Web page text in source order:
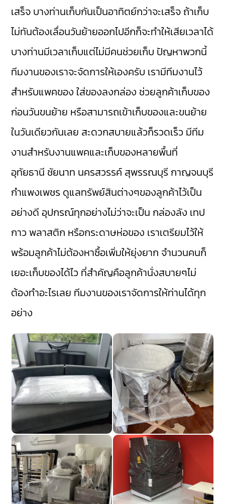
เสร็จ บางท่านเก็บกันเป็นอาทิตย์กว่าจะเสร็จ ถ้าเก็บ
ไม่ทันต้องเลื่อนวันย้ายออกไปอีกก็จะทำให้เสียเวลาได้
บางท่านมีเวลาเก็บแต่ไม่มีคนช่วยเก็บ ปัญหาพวกนี้
ทีมงานของเราจะจัดการให้เองครับ เรามีทีมงานไว้
สำหรับแพคของ ใส่ของลงกล่อง ช่วยลูกค้าเก็บของ
ก่อนวันขนย้าย หรือสามารถเข้าเก็บของและขนย้าย
ในวันเดียวกันเลย สะดวกสบายแล้วก็รวดเร็ว มีทีม
งานสำหรับงานแพคและเก็บของหลายพื้นที่
อุทัยธานี ชัยนาท นครสวรรค์ สุพรรณบุรี กาญจนบุรี
กำแพงเพชร ดูแลทรัพย์สินต่างๆของลูกค้าไว้เป็น
อย่างดี อุปกรณ์ทุกอย่างไม่ว่าจะเป็น กล่องลัง เทป
กาว พลาสติก หรือกระดาษห่อของ เราเตรียมไว้ให้
พร้อมลูกค้าไม่ต้องหาซื้อเพิ่มให้ยุ่งยาก จำนวนคนก็
เยอะเก็บของได้ไว ที่สำคัญคือลูกค้านั่งสบายๆไม่
ต้องทำอะไรเลย ทีมงานของเราจัดการให้ท่านได้ทุก
อย่าง